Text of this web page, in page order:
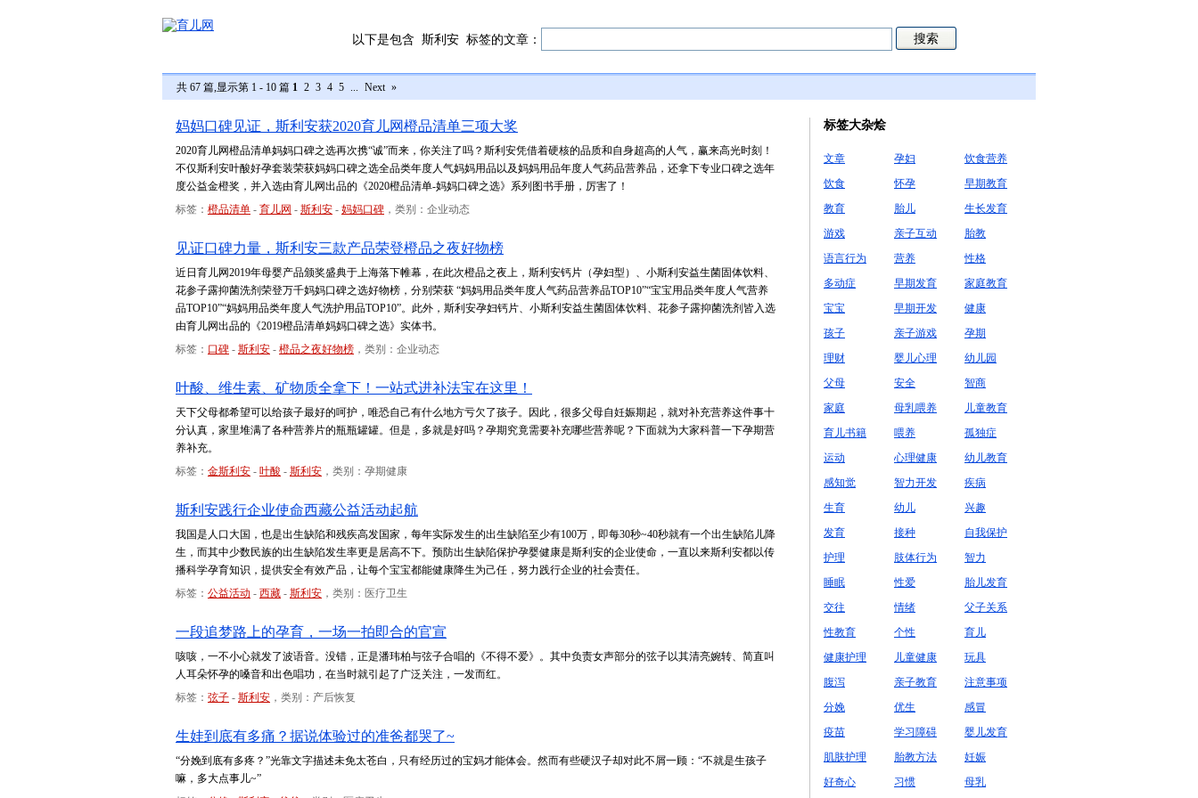
以下是包含 斯利安 标签的文章：
共 67 篇,显示第 1 - 10 篇 1 2 3 4 5 ... Next »
妈妈口碑见证，斯利安获2020育儿网橙品清单三项大奖
2020育儿网橙品清单妈妈口碑之选再次携“诚”而来，你关注了吗？斯利安凭借着硬核的品质和自身超高的人气，赢来高光时刻！
不仅斯利安叶酸好孕套装荣获妈妈口碑之选全品类年度人气妈妈用品以及妈妈用品年度人气药品营养品，还拿下专业口碑之选年
度公益金橙奖，并入选由育儿网出品的《2020橙品清单-妈妈口碑之选》系列图书手册，厉害了！
标签： 橙品清单 - 育儿网 - 斯利安 - 妈妈口碑 ，类别：企业动态
见证口碑力量，斯利安三款产品荣登橙品之夜好物榜
近日育儿网2019年母婴产品颁奖盛典于上海落下帷幕，在此次橙品之夜上，斯利安钙片（孕妇型）、小斯利安益生菌固体饮料、
花参子露抑菌洗剂荣登万千妈妈口碑之选好物榜，分别荣获 “妈妈用品类年度人气药品营养品TOP10”“宝宝用品类年度人气营养
品TOP10”“妈妈用品类年度人气洗护用品TOP10”。此外，斯利安孕妇钙片、小斯利安益生菌固体饮料、花参子露抑菌洗剂皆入选
由育儿网出品的《2019橙品清单妈妈口碑之选》实体书。
标签： 口碑 - 斯利安 - 橙品之夜好物榜 ，类别：企业动态
叶酸、维生素、矿物质全拿下！一站式进补法宝在这里！
天下父母都希望可以给孩子最好的呵护，唯恐自己有什么地方亏欠了孩子。因此，很多父母自妊娠期起，就对补充营养这件事十
分认真，家里堆满了各种营养片的瓶瓶罐罐。但是，多就是好吗？孕期究竟需要补充哪些营养呢？下面就为大家科普一下孕期营
养补充。
标签： 金斯利安 - 叶酸 - 斯利安 ，类别：孕期健康
斯利安践行企业使命西藏公益活动起航
我国是人口大国，也是出生缺陷和残疾高发国家，每年实际发生的出生缺陷至少有100万，即每30秒~40秒就有一个出生缺陷儿降
生，而其中少数民族的出生缺陷发生率更是居高不下。预防出生缺陷保护孕婴健康是斯利安的企业使命，一直以来斯利安都以传
播科学孕育知识，提供安全有效产品，让每个宝宝都能健康降生为己任，努力践行企业的社会责任。
标签： 公益活动 - 西藏 - 斯利安 ，类别：医疗卫生
一段追梦路上的孕育，一场一拍即合的官宣
咳咳，一不小心就发了波语音。没错，正是潘玮柏与弦子合唱的《不得不爱》。其中负责女声部分的弦子以其清亮婉转、简直叫
人耳朵怀孕的嗓音和出色唱功，在当时就引起了广泛关注，一发而红。
标签： 弦子 - 斯利安 ，类别：产后恢复
生娃到底有多痛？据说体验过的准爸都哭了~
“分娩到底有多疼？”光靠文字描述未免太苍白，只有经历过的宝妈才能体会。然而有些硬汉子却对此不屑一顾：“不就是生孩子
嘛，多大点事儿~”
标签大杂烩
文章 孕妇
饮食营养
饮食
怀孕
早期教育
教育
胎儿
生长发育
游戏
亲子互动
胎教
语言行为
营养
性格
多动症
早期发育
家庭教育
宝宝
早期开发
健康
孩子
亲子游戏
孕期
理财
婴儿心理
幼儿园
父母
安全
智商
家庭
母乳喂养
儿童教育
育儿书籍
喂养
孤独症
运动
心理健康
幼儿教育
感知觉
智力开发
疾病
生育
幼儿
兴趣
发育
接种
自我保护
护理
肢体行为
智力
睡眠
性爱
胎儿发育
交往
情绪
父子关系
性教育
个性
育儿
健康护理
儿童健康
玩具
腹泻
亲子教育
注意事项
分娩
优生
感冒
疫苗
学习障碍
婴儿发育
肌肤护理
胎教方法
妊娠
好奇心
习惯
母乳